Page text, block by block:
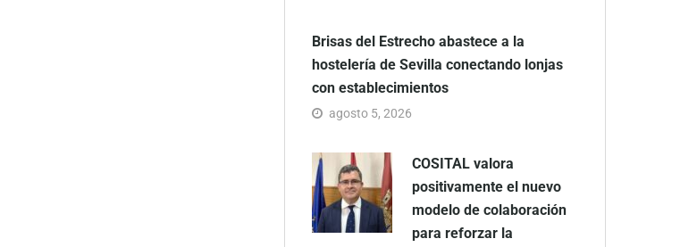
Brisas del Estrecho abastece a la
hostelería de Sevilla conectando lonjas
con establecimientos
agosto 5, 2026
COSITAL valora
positivamente el nuevo
modelo de colaboración
para reforzar la